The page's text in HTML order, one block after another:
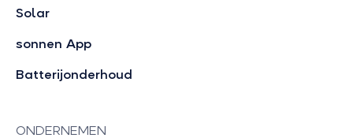
Solar
sonnen App
Batterijonderhoud
ONDERNEMEN